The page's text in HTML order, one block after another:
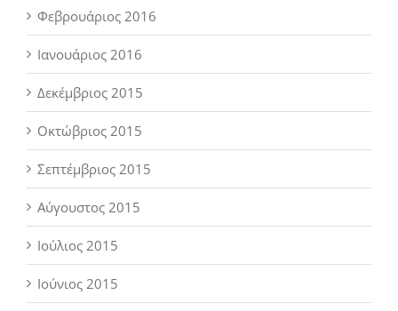
Φεβρουάριος 2016
Ιανουάριος 2016
Δεκέμβριος 2015
Οκτώβριος 2015
Σεπτέμβριος 2015
Αύγουστος 2015
Ιούλιος 2015
Ιούνιος 2015